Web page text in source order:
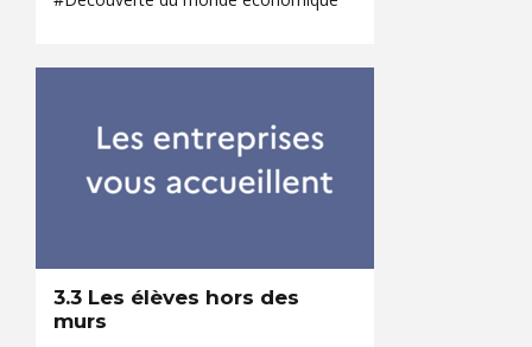
3.3 Les élèves hors des
murs